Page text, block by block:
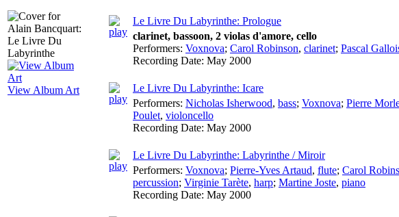
View Album Art
Le Livre Du Labyrinthe: Prologue
clarinet, bassoon, 2 violas d'amore, cello
Performers: Voxnova; Carol Robinson, clarinet; Pascal
Recording Date: May 2000
Le Livre Du Labyrinthe: Icare
Performers: Nicholas Isherwood, bass; Voxnova; Pierre
Poulet, violoncello
Recording Date: May 2000
Le Livre Du Labyrinthe: Labyrinthe / Miroir
Performers: Voxnova; Pierre-Yves Artaud, flute; Carol
percussion; Virginie Tarète, harp; Martine Joste, piano
Recording Date: May 2000